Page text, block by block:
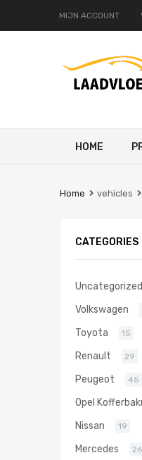
MIJN ACCOUNT
HOME
Home vehicles
CATEGORIES
Uncategorized
Volkswagen
Toyota 15
Renault 29
Peugeot 45
Opel
Nissan 19
Mercedes 26